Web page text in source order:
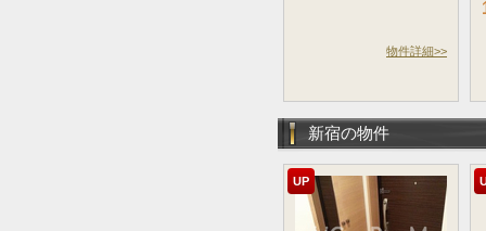
物件詳細>>
新宿の物件
UP